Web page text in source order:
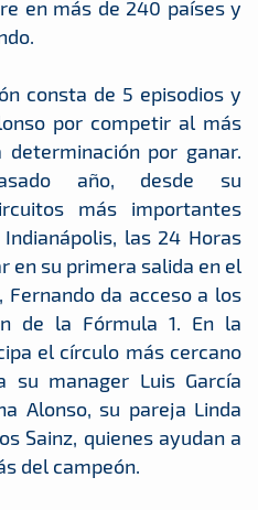
en más de 240 países y
consta de 5 episodios y
por competir al más
por ganar.
año, desde su
más importantes
las 24 Horas
en su primera salida en el
Fernando da acceso a los
de la Fórmula 1. En la
el círculo más cercano
su manager Luis García
Alonso, su pareja Linda
Sainz, quienes ayudan a
del campeón.